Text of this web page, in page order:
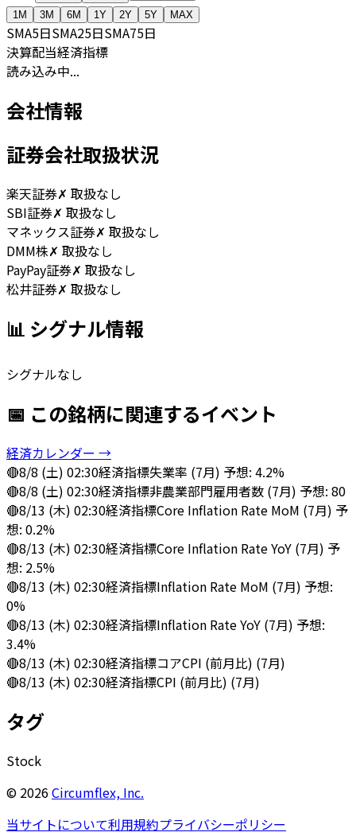
1M
3M 6M 1Y 2Y 5Y MAX
SMA5日SMA25日SMA75日
決算配当経済指標
読み込み中...
会社情報
証券会社取扱状況
楽天証券✗ 取扱なし
SBI証券✗ 取扱なし
マネックス証券✗ 取扱なし
DMM株✗ 取扱なし
PayPay証券✗ 取扱なし
松井証券✗ 取扱なし
📊 シグナル情報
シグナルなし
📅 この銘柄に関連するイベント
経済カレンダー →
🔴8/8 (土) 02:30経済指標失業率 (7月) 予想: 4.2%
🔴8/8 (土) 02:30経済指標非農業部門雇用者数 (7月) 予想: 80
🔴8/13 (木) 02:30経済指標Core Inflation Rate MoM (7月) 予
想: 0.2%
🔴8/13 (木) 02:30経済指標Core Inflation Rate YoY (7月) 予
想: 2.5%
🔴8/13 (木) 02:30経済指標Inflation Rate MoM (7月) 予想:
0%
🔴8/13 (木) 02:30経済指標Inflation Rate YoY (7月) 予想:
3.4%
🔴8/13 (木) 02:30経済指標コアCPI (前月比) (7月)
🔴8/13 (木) 02:30経済指標CPI (前月比) (7月)
タグ
Stock
© 2026Circumflex, Inc.
当サイトについて利用規約プライバシーポリシー